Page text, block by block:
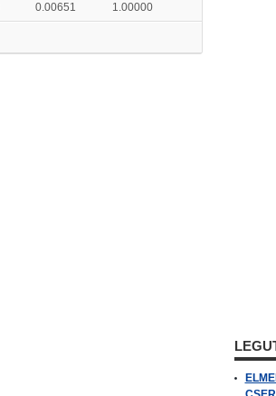
0.00651 1.00000